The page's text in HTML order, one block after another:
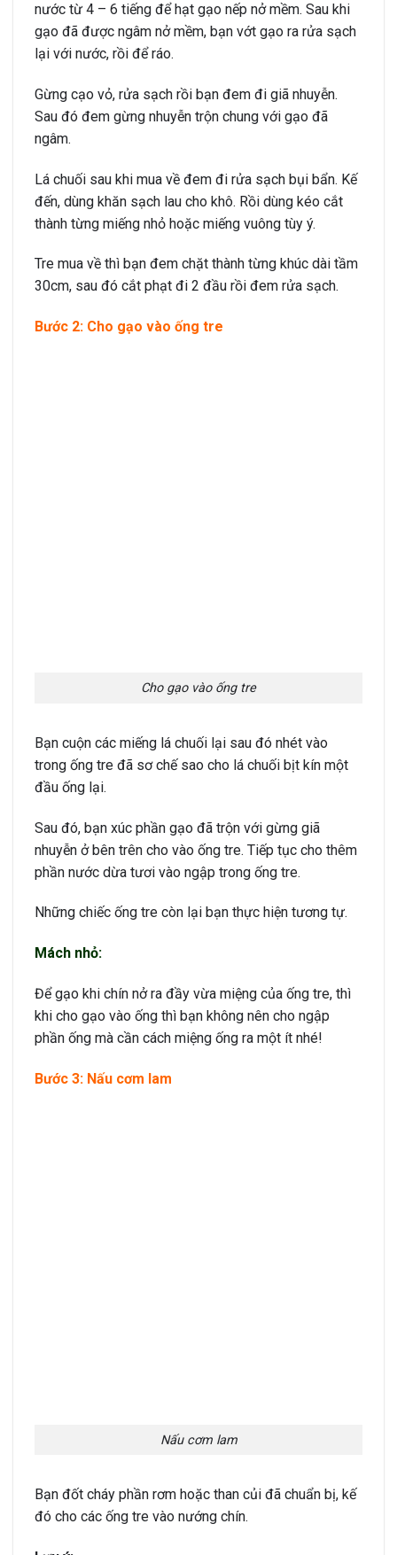
nước từ 4 – 6 tiếng để hạt gạo nếp nở mềm. Sau khi
gạo đã được ngâm nở mềm, bạn vớt gạo ra rửa sạch
lại với nước, rồi để ráo.
Gừng cạo vỏ, rửa sạch rồi bạn đem đi giã nhuyễn.
Sau đó đem gừng nhuyễn trộn chung với gạo đã
ngâm.
Lá chuối sau khi mua về đem đi rửa sạch bụi bẩn. Kế
đến, dùng khăn sạch lau cho khô. Rồi dùng kéo cắt
thành từng miếng nhỏ hoặc miếng vuông tùy ý.
Tre mua về thì bạn đem chặt thành từng khúc dài tầm
30cm, sau đó cắt phạt đi 2 đầu rồi đem rửa sạch.
Bước 2: Cho gạo vào ống tre
Cho gạo vào ống tre
Bạn cuộn các miếng lá chuối lại sau đó nhét vào
trong ống tre đã sơ chế sao cho lá chuối bịt kín một
đầu ống lại.
Sau đó, bạn xúc phần gạo đã trộn với gừng giã
nhuyễn ở bên trên cho vào ống tre. Tiếp tục cho thêm
phần nước dừa tươi vào ngập trong ống tre.
Những chiếc ống tre còn lại bạn thực hiện tương tự.
Mách nhỏ:
Để gạo khi chín nở ra đầy vừa miệng của ống tre, thì
khi cho gạo vào ống thì bạn không nên cho ngập
phần ống mà cần cách miệng ống ra một ít nhé!
Bước 3: Nấu cơm lam
Nấu cơm lam
Bạn đốt cháy phần rơm hoặc than củi đã chuẩn bị, kế
đó cho các ống tre vào nướng chín.